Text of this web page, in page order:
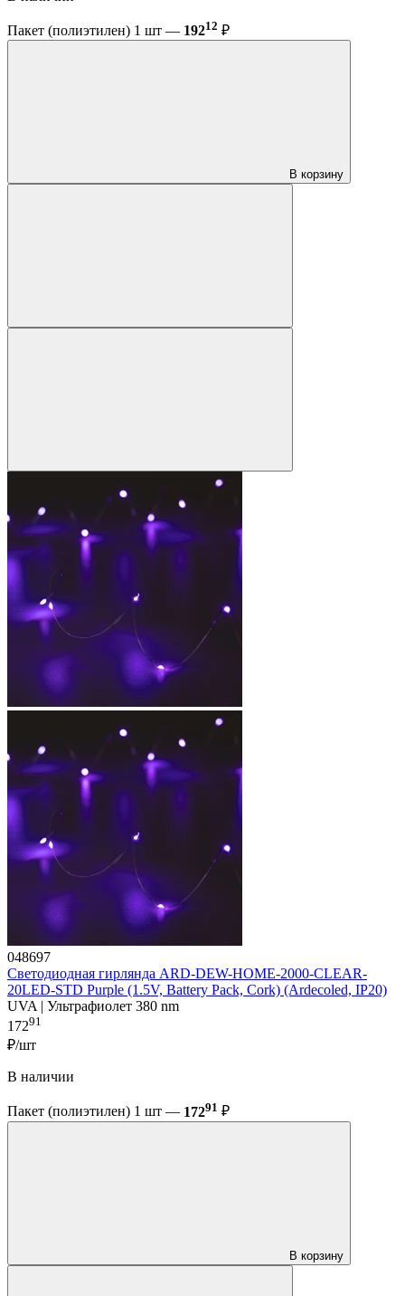
Пакет (полиэтилен) 1 шт — 19212 ₽
В корзину
048697
Светодиодная гирлянда ARD-DEW-HOME-2000-CLEAR-
20LED-STD Purple (1.5V, Battery Pack, Cork) (Ardecoled, IP20)
UVA | Ультрафиолет 380 nm
17291
₽/шт
В наличии
Пакет (полиэтилен) 1 шт — 17291 ₽
В корзину